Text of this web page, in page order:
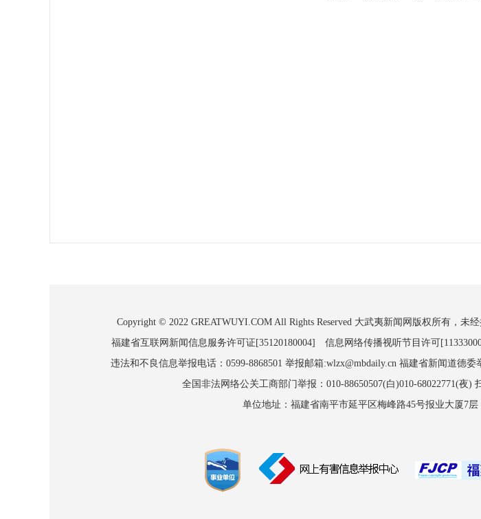
Copyright © 2022 GREATWUYI.COM All Rights Reserved 大武夷新闻网版权所有，未
福建省互联网新闻信息服务许可证[35120180004] 信息网络传播视听节目许可
违法和不良信息举报电话：0599-8868501 举报邮箱:wlzx@mbdaily.cn 福建省新闻道德委
全国非法网络公关工商部门举报：010-88650507(白)010-68022771(夜)
单位地址：福建省南平市延平区梅峰路45号报业大厦7层